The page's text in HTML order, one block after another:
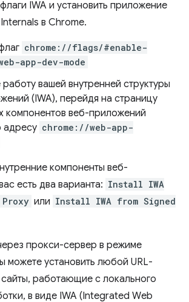
IWA и установить приложение
в Chrome.
chrome://flags/#enable-
app-dev-mode
вашей внутренней структуры
(IWA), перейдя на страницу
компонентов веб-приложений
адресу chrome://web-app-
компоненты веб-
есть два варианта: Install IWA
или Install IWA from Signed
прокси-сервер в режиме
можете установить любой URL-
работающие с локального
в виде IWA (Integrated Web